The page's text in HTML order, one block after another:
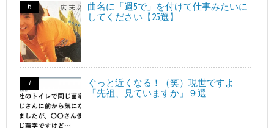
曲名に「週5で」を付けて仕事みたいに
してください【25選】
ぐっと近くなる！（笑）現世ですよ
「先祖、見ていますか」９選